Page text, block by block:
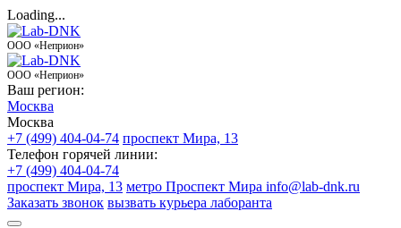
Loading...
ООО «Неприон»
ООО «Неприон»
Ваш регион:
Москва
Москва
+7 (499) 404-04-74 проспект Мира, 13
Телефон горячей линии:
+7 (499) 404-04-74
проспект Мира, 13 метро Проспект Мира info@lab-dnk.ru
Заказать звонок вызвать курьера лаборанта